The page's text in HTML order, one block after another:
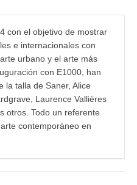
con el objetivo de mostrar
e internacionales con
urbano y el arte más
con E1000, han
la talla de Saner, Alice
Laurence Vallières
otros. Todo un referente
contemporáneo en